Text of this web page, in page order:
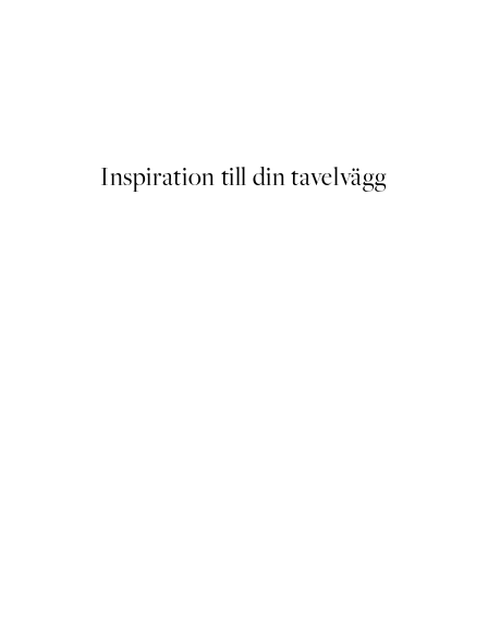
Inspiration till din tavelvägg